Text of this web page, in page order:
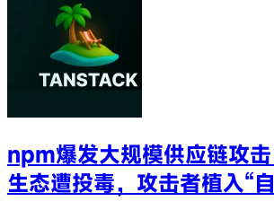
npm爆发大规模供应链攻
生态遭投毒，攻击者植入“